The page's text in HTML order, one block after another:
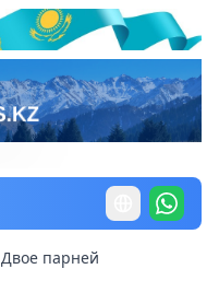
Двое парней